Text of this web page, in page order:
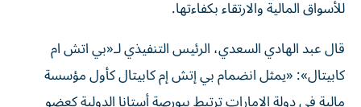
للأسواق المالية والارتقاء بكفاءتها.
قال عبد الهادي السعدي، الرئيس التنفيذي لـ«بي اتش ام
كابيتال»: «يمثل انضمام بي إتش إم كابيتال كأول مؤسسة